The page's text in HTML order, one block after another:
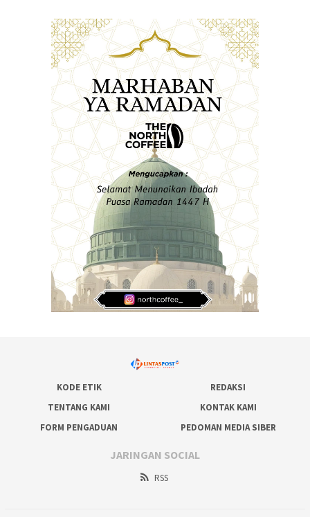
KODE ETIK
REDAKSI
TENTANG KAMI
KONTAK KAMI
FORM PENGADUAN
PEDOMAN MEDIA SIBER
JARINGAN SOCIAL
RSS